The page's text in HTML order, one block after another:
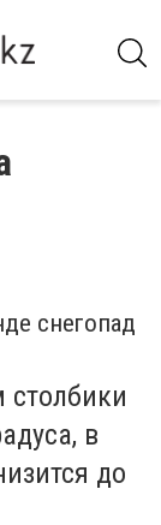
снегопад
столбики
в
до